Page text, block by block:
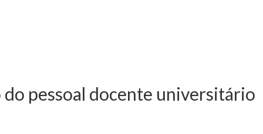
- Aumentos
pessoal docente universitário